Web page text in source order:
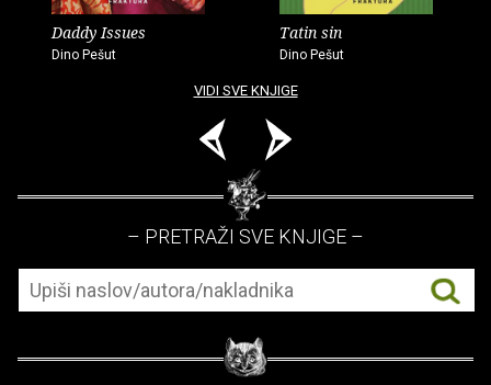
Daddy Issues
Dino Pešut
Tatin sin
Dino Pešut
VIDI SVE KNJIGE
– PRETRAŽI SVE KNJIGE –